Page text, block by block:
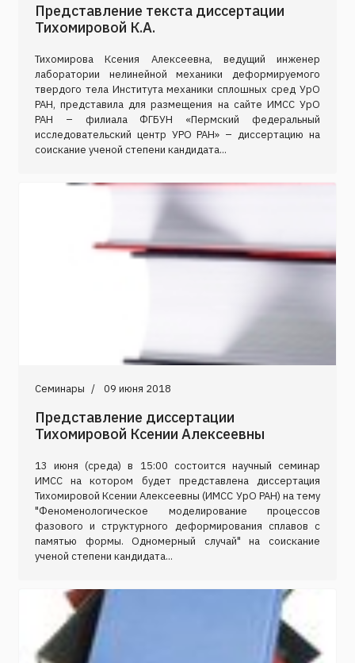
Представление текста диссертации
Тихомировой К.А.
Тихомирова Ксения Алексеевна, ведущий инженер
лаборатории нелинейной механики деформируемого
твердого тела Института механики сплошных сред УрО
РАН, представила для размещения на сайте ИМСС УрО
РАН – филиала ФГБУН «Пермский федеральный
исследовательский центр УРО РАН» – диссертацию на
соискание ученой степени кандидата...
Семинары 09 июня 2018
Представление диссертации
Тихомировой Ксении Алексеевны
13 июня (среда) в 15:00 состоится научный семинар
ИМСС на котором будет представлена диссертация
Тихомировой Ксении Алексеевны (ИМСС УрО РАН) на тему
"Феноменологическое моделирование процессов
фазового и структурного деформирования сплавов с
памятью формы. Одномерный случай" на соискание
ученой степени кандидата...